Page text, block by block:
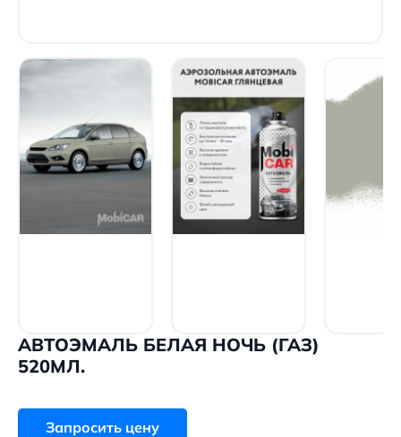
АВТОЭМАЛЬ БЕЛАЯ НОЧЬ (ГАЗ)
520МЛ.
Запросить цену